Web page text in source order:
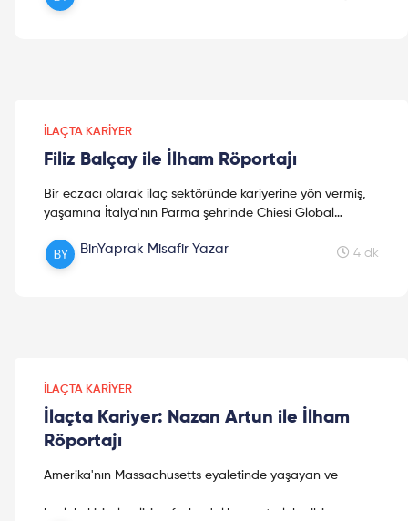
İLAÇTA KARIYER
Filiz Balçay ile İlham Röportajı
Bir eczacı olarak ilaç sektöründe kariyerine yön vermiş,
yaşamına İtalya'nın Parma şehrinde Chiesi Global
Başkanı olarak devam eden çok değerli eczacı Filiz
Balçay ile ilham dolu bir röportaj gerçekleştirdik. Keyifli
BinYaprak Misafir Yazar 4 dk
İLAÇTA KARIYER
İlaçta Kariyer: Nazan Artun ile İlham
Röportajı
Amerika'nın Massachusetts eyaletinde yaşayan ve
koçluk, kişisel gelişim, farkındalık, mentorluk gibi